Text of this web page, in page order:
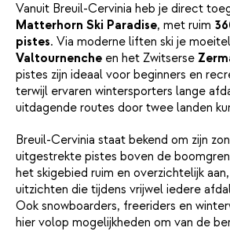
Vanuit Breuil-Cervinia heb je direct
Matterhorn Ski Paradise, met ruim
pistes. Via moderne liften ski je
Valtournenche en het Zwitserse
pistes zijn ideaal voor beginners en
terwijl ervaren wintersporters lange
uitdagende routes door twee landen
Breuil-Cervinia staat bekend om zijn
uitgestrekte pistes boven de
het skigebied ruim en overzichtelijk
uitzichten die tijdens vrijwel iedere
Ook snowboarders, freeriders en
hier volop mogelijkheden om van de